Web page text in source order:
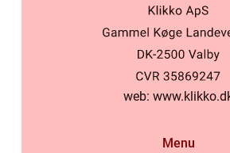
web:
Menu